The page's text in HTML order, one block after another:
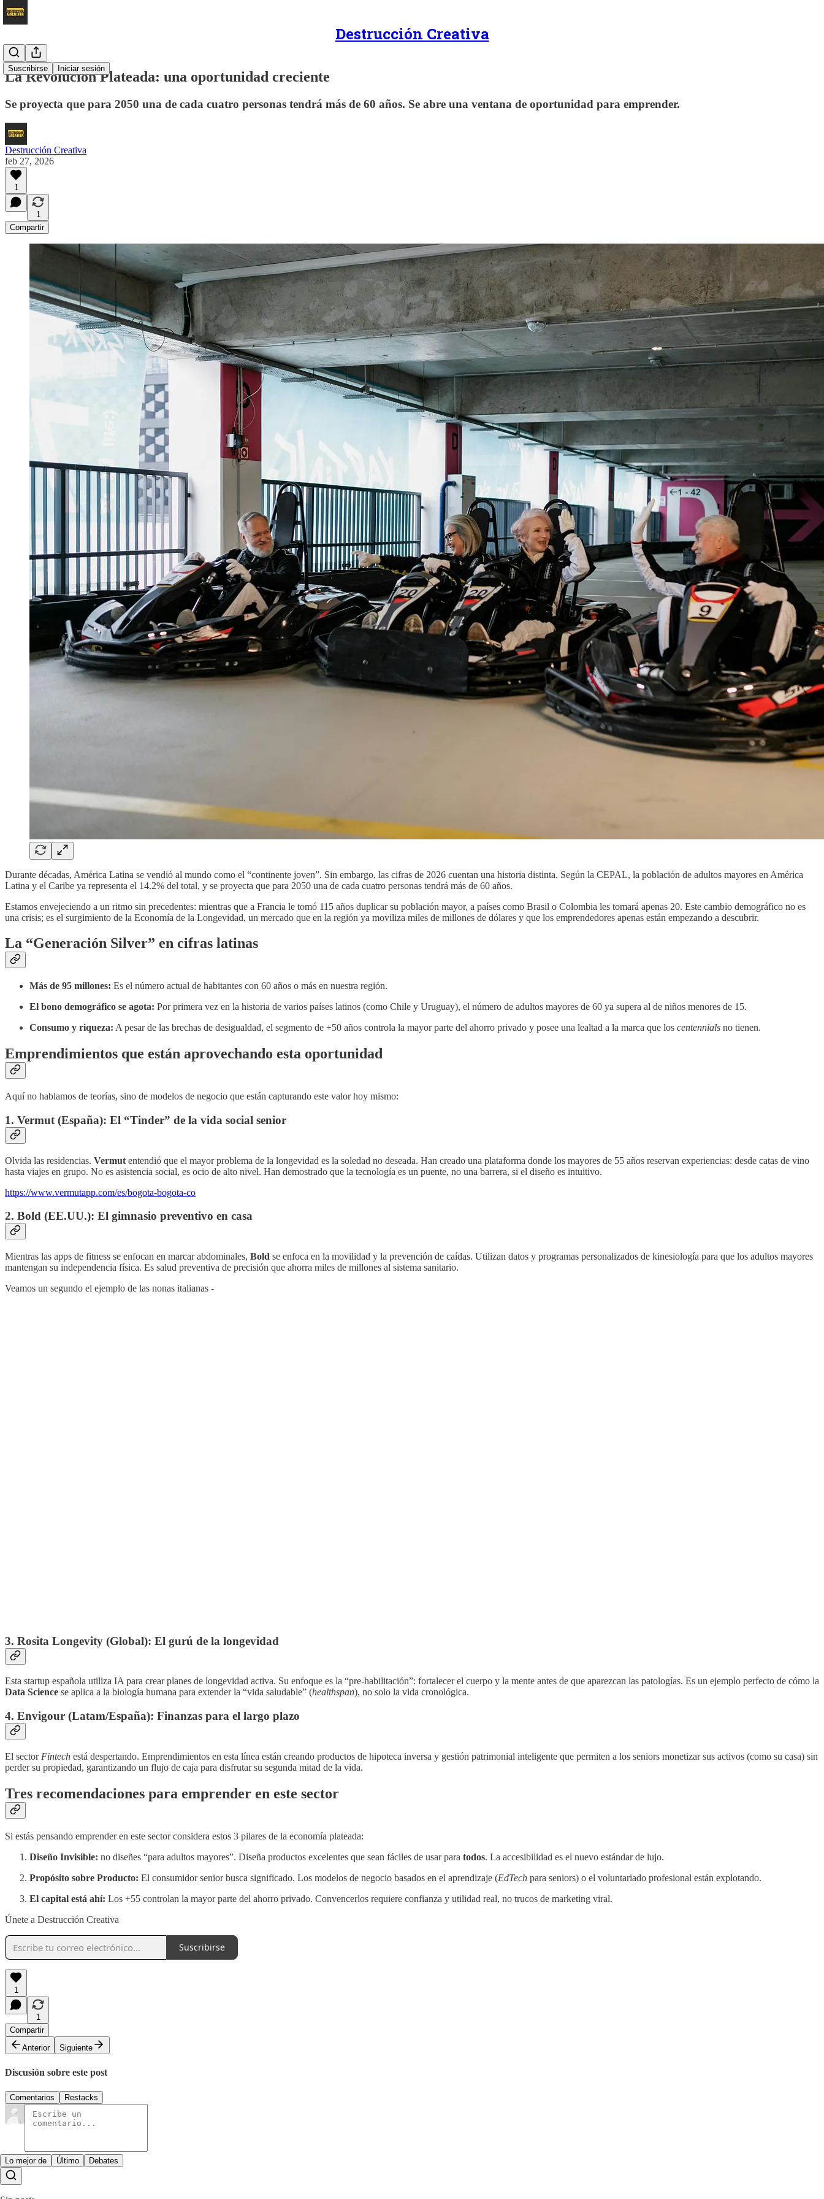
Destrucción Creativa
Suscribirse Iniciar sesión
La Revolución Plateada: una oportunidad creciente
Se proyecta que para 2050 una de cada cuatro personas tendrá más de 60 años. Se abre una ventana de oportunidad para emprender.
Destrucción Creativa
feb 27, 2026
1
1
Compartir
Durante décadas, América Latina se vendió al mundo como el “continente joven”. Sin embargo, las cifras de 2026 cuentan una historia distinta. Según la CEPAL, la población de adultos mayores en América
Latina y el Caribe ya representa el 14.2% del total, y se proyecta que para 2050 una de cada cuatro personas tendrá más de 60 años.
Estamos envejeciendo a un ritmo sin precedentes: mientras que a Francia le tomó 115 años duplicar su población mayor, a países como Brasil o Colombia les tomará apenas 20. Este cambio demográfico no es
una crisis; es el surgimiento de la Economía de la Longevidad, un mercado que en la región ya moviliza miles de millones de dólares y que los emprendedores apenas están empezando a descubrir.
La “Generación Silver” en cifras latinas
Más de 95 millones: Es el número actual de habitantes con 60 años o más en nuestra región.
El bono demográfico se agota: Por primera vez en la historia de varios países latinos (como Chile y Uruguay), el número de adultos mayores de 60 ya supera al de niños menores de 15.
Consumo y riqueza: A pesar de las brechas de desigualdad, el segmento de +50 años controla la mayor parte del ahorro privado y posee una lealtad a la marca que los centennials no tienen.
Emprendimientos que están aprovechando esta oportunidad
Aquí no hablamos de teorías, sino de modelos de negocio que están capturando este valor hoy mismo:
1. Vermut (España): El “Tinder” de la vida social senior
Olvida las residencias. Vermut entendió que el mayor problema de la longevidad es la soledad no deseada. Han creado una plataforma donde los mayores de 55 años reservan experiencias: desde catas de vino
hasta viajes en grupo. No es asistencia social, es ocio de alto nivel. Han demostrado que la tecnología es un puente, no una barrera, si el diseño es intuitivo.
https://www.vermutapp.com/es/bogota-bogota-co
2. Bold (EE.UU.): El gimnasio preventivo en casa
Mientras las apps de fitness se enfocan en marcar abdominales, Bold se enfoca en la movilidad y la prevención de caídas. Utilizan datos y programas personalizados de kinesiología para que los adultos mayores
mantengan su independencia física. Es salud preventiva de precisión que ahorra miles de millones al sistema sanitario.
Veamos un segundo el ejemplo de las nonas italianas -
3. Rosita Longevity (Global): El gurú de la longevidad
Esta startup española utiliza IA para crear planes de longevidad activa. Su enfoque es la “pre-habilitación”: fortalecer el cuerpo y la mente antes de que aparezcan las patologías. Es un ejemplo perfecto de cómo la
Data Science se aplica a la biología humana para extender la “vida saludable” (healthspan), no solo la vida cronológica.
4. Envigour (Latam/España): Finanzas para el largo plazo
El sector Fintech está despertando. Emprendimientos en esta línea están creando productos de hipoteca inversa y gestión patrimonial inteligente que permiten a los seniors monetizar sus activos (como su casa) sin
perder su propiedad, garantizando un flujo de caja para disfrutar su segunda mitad de la vida.
Tres recomendaciones para emprender en este sector
Si estás pensando emprender en este sector considera estos 3 pilares de la economía plateada:
Diseño Invisible: no diseñes “para adultos mayores”. Diseña productos excelentes que sean fáciles de usar para todos. La accesibilidad es el nuevo estándar de lujo.
Propósito sobre Producto: El consumidor senior busca significado. Los modelos de negocio basados en el aprendizaje (EdTech para seniors) o el voluntariado profesional están explotando.
El capital está ahí: Los +55 controlan la mayor parte del ahorro privado. Convencerlos requiere confianza y utilidad real, no trucos de marketing viral.
Únete a Destrucción Creativa
Suscribirse
1
1
Compartir
Anterior
Siguiente
Discusión sobre este post
Comentarios Restacks
Lo mejor de Último Debates